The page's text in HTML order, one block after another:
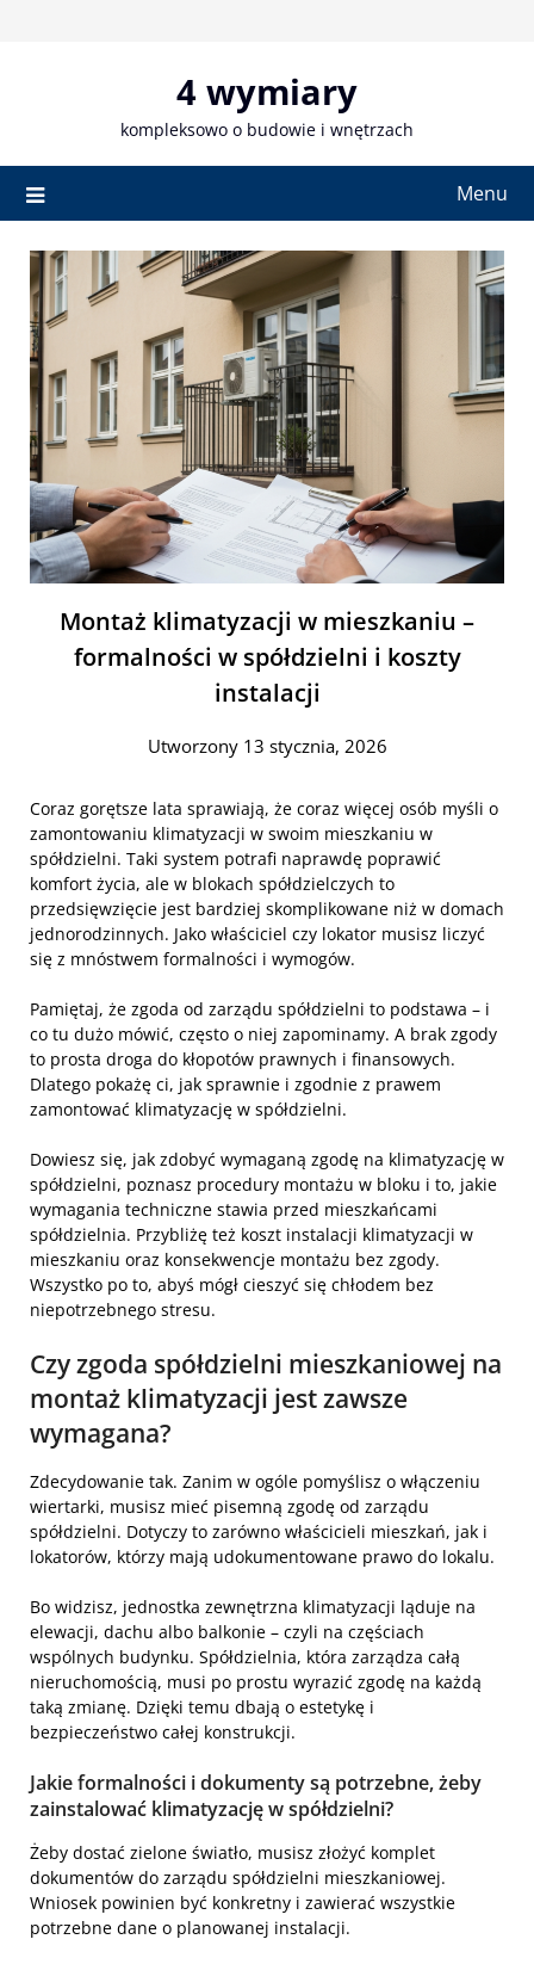
4 wymiary
kompleksowo o budowie i wnętrzach
Menu
Montaż klimatyzacji w mieszkaniu –
formalności w spółdzielni i koszty
instalacji
Utworzony 13 stycznia, 2026
Coraz gorętsze lata sprawiają, że coraz więcej osób myśli o
zamontowaniu klimatyzacji w swoim mieszkaniu w
spółdzielni. Taki system potrafi naprawdę poprawić
komfort życia, ale w blokach spółdzielczych to
przedsięwzięcie jest bardziej skomplikowane niż w domach
jednorodzinnych. Jako właściciel czy lokator musisz liczyć
się z mnóstwem formalności i wymogów.
Pamiętaj, że zgoda od zarządu spółdzielni to podstawa – i
co tu dużo mówić, często o niej zapominamy. A brak zgody
to prosta droga do kłopotów prawnych i finansowych.
Dlatego pokażę ci, jak sprawnie i zgodnie z prawem
zamontować klimatyzację w spółdzielni.
Dowiesz się, jak zdobyć wymaganą zgodę na klimatyzację w
spółdzielni, poznasz procedury montażu w bloku i to, jakie
wymagania techniczne stawia przed mieszkańcami
spółdzielnia. Przybliżę też koszt instalacji klimatyzacji w
mieszkaniu oraz konsekwencje montażu bez zgody.
Wszystko po to, abyś mógł cieszyć się chłodem bez
niepotrzebnego stresu.
Czy zgoda spółdzielni mieszkaniowej na
montaż klimatyzacji jest zawsze
wymagana?
Zdecydowanie tak. Zanim w ogóle pomyślisz o włączeniu
wiertarki, musisz mieć pisemną zgodę od zarządu
spółdzielni. Dotyczy to zarówno właścicieli mieszkań, jak i
lokatorów, którzy mają udokumentowane prawo do lokalu.
Bo widzisz, jednostka zewnętrzna klimatyzacji ląduje na
elewacji, dachu albo balkonie – czyli na częściach
wspólnych budynku. Spółdzielnia, która zarządza całą
nieruchomością, musi po prostu wyrazić zgodę na każdą
taką zmianę. Dzięki temu dbają o estetykę i
bezpieczeństwo całej konstrukcji.
Jakie formalności i dokumenty są potrzebne, żeby
zainstalować klimatyzację w spółdzielni?
Żeby dostać zielone światło, musisz złożyć komplet
dokumentów do zarządu spółdzielni mieszkaniowej.
Wniosek powinien być konkretny i zawierać wszystkie
potrzebne dane o planowanej instalacji.